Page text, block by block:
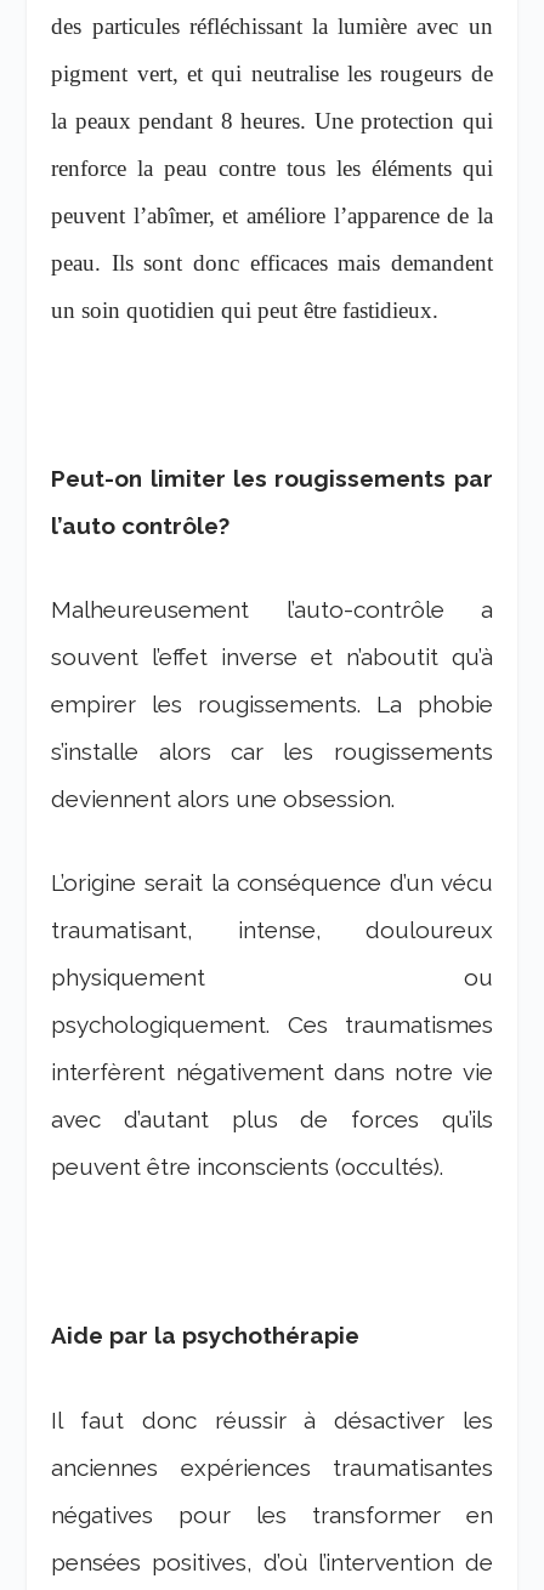
des particules réfléchissant la lumière avec un
pigment vert, et qui neutralise les rougeurs de
la peaux pendant 8 heures. Une protection qui
renforce la peau contre tous les éléments qui
peuvent l’abîmer, et améliore l’apparence de la
peau. Ils sont donc efficaces mais demandent
un soin quotidien qui peut être fastidieux.
Peut-on limiter les rougissements par
l’auto contrôle?
Malheureusement l’auto-contrôle a
souvent l’effet inverse et n’aboutit qu’à
empirer les rougissements. La phobie
s’installe alors car les rougissements
deviennent alors une obsession.
L’origine serait la conséquence d’un vécu
traumatisant, intense, douloureux
physiquement ou
psychologiquement. Ces traumatismes
interfèrent négativement dans notre vie
avec d’autant plus de forces qu’ils
peuvent être inconscients (occultés).
Aide par la psychothérapie
Il faut donc réussir à désactiver les
anciennes expériences traumatisantes
négatives pour les transformer en
pensées positives, d’où l’intervention de